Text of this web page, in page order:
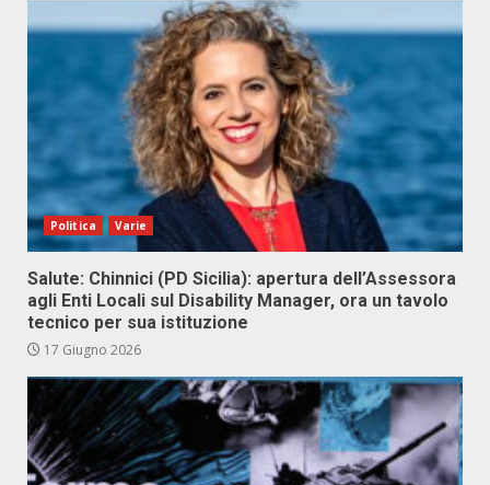
Politica Varie
Salute: Chinnici (PD Sicilia): apertura dell’Assessora
agli Enti Locali sul Disability Manager, ora un tavolo
tecnico per sua istituzione
17 Giugno 2026